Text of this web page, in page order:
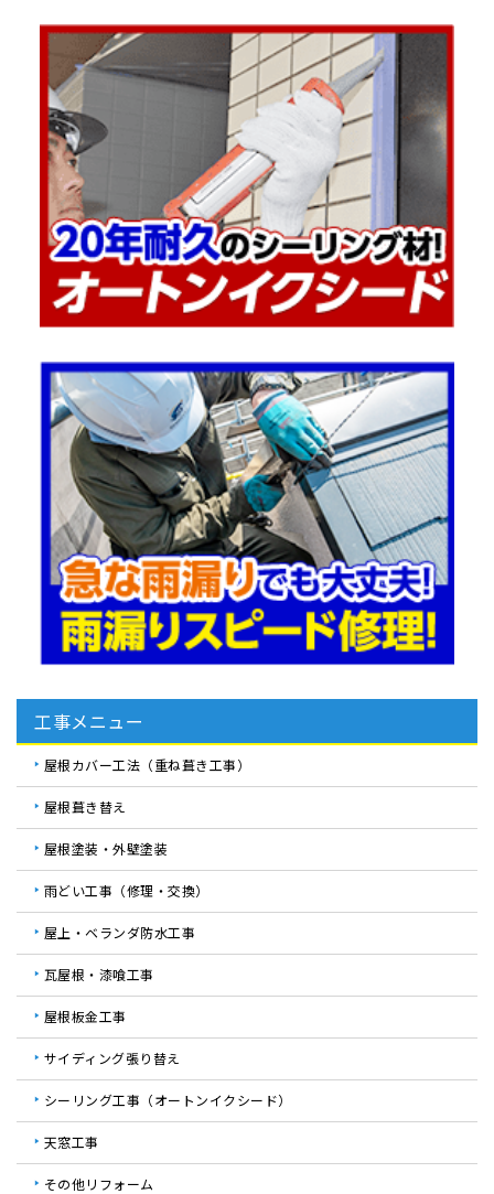
工事メニュー
屋根カバー工法（重ね葺き工事）
屋根葺き替え
屋根塗装・外壁塗装
雨どい工事（修理・交換）
屋上・ベランダ防水工事
瓦屋根・漆喰工事
屋根板金工事
サイディング張り替え
シーリング工事（オートンイクシード）
天窓工事
その他リフォーム